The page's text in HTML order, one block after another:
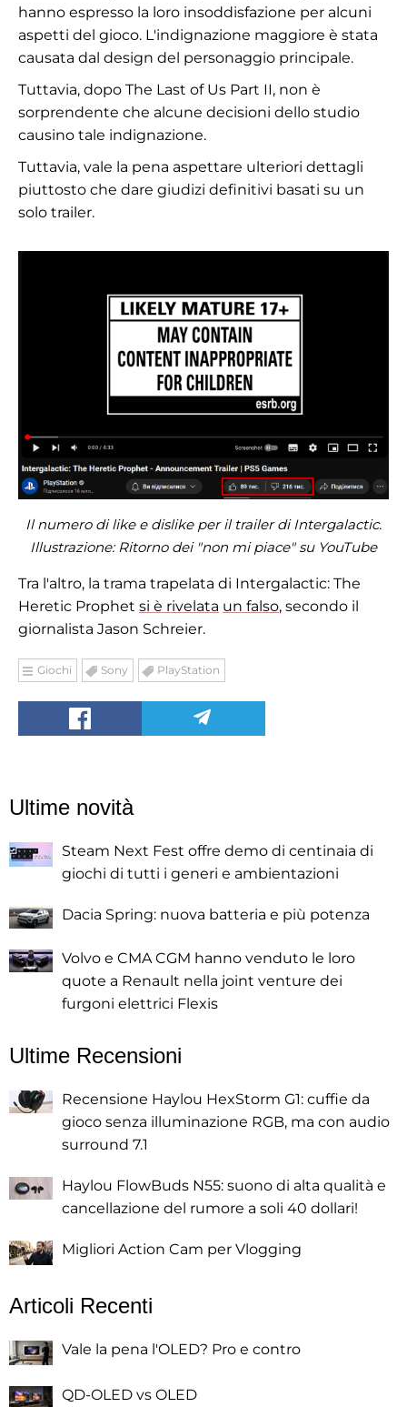
hanno espresso la loro insoddisfazione per alcuni
aspetti del gioco. L'indignazione maggiore è stata
causata dal design del personaggio principale.
Tuttavia, dopo The Last of Us Part II, non è
sorprendente che alcune decisioni dello studio
causino tale indignazione.
Tuttavia, vale la pena aspettare ulteriori dettagli
piuttosto che dare giudizi definitivi basati su un
solo trailer.
Il numero di like e dislike per il trailer di Intergalactic.
Illustrazione: Ritorno dei "non mi piace" su YouTube
Tra l'altro, la trama trapelata di Intergalactic: The
Heretic Prophet si è rivelata un falso, secondo il
giornalista Jason Schreier.
Giochi Sony PlayStation
Ultime novità
Steam Next Fest offre demo di centinaia di
giochi di tutti i generi e ambientazioni
Dacia Spring: nuova batteria e più potenza
Volvo e CMA CGM hanno venduto le loro
quote a Renault nella joint venture dei
furgoni elettrici Flexis
Ultime Recensioni
Recensione Haylou HexStorm G1: cuffie da
gioco senza illuminazione RGB, ma con audio
surround 7.1
Haylou FlowBuds N55: suono di alta qualità e
cancellazione del rumore a soli 40 dollari!
Migliori Action Cam per Vlogging
Articoli Recenti
Vale la pena l'OLED? Pro e contro
QD-OLED vs OLED